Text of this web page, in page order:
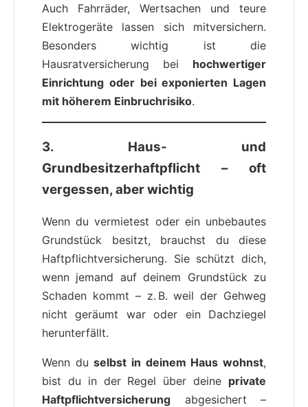
Auch Fahrräder, Wertsachen und teure
Elektrogeräte lassen sich mitversichern.
Besonders wichtig ist die
Hausratversicherung bei hochwertiger
Einrichtung oder bei exponierten Lagen
mit höherem Einbruchrisiko.
3. Haus- und
Grundbesitzerhaftpflicht – oft
vergessen, aber wichtig
Wenn du vermietest oder ein unbebautes
Grundstück besitzt, brauchst du diese
Haftpflichtversicherung. Sie schützt dich,
wenn jemand auf deinem Grundstück zu
Schaden kommt – z. B. weil der Gehweg
nicht geräumt war oder ein Dachziegel
herunterfällt.
Wenn duselbst in deinem Haus wohnst,
bist du in der Regel über deine private
Haftpflichtversicherung abgesichert –